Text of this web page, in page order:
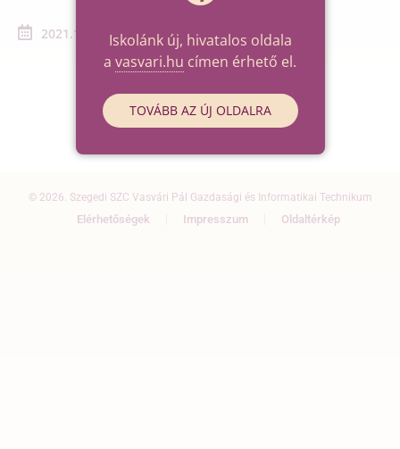
2021.11.02. - 2021.11.02.
© 2026. Szegedi SZC Vasvári Pál Gazdasági és Informatikai Technikum
Elérhetőségek Impresszum Oldaltérkép
Iskolánk új, hivatalos oldala
a vasvari.hu címen érhető el.
TOVÁBB AZ ÚJ OLDALRA